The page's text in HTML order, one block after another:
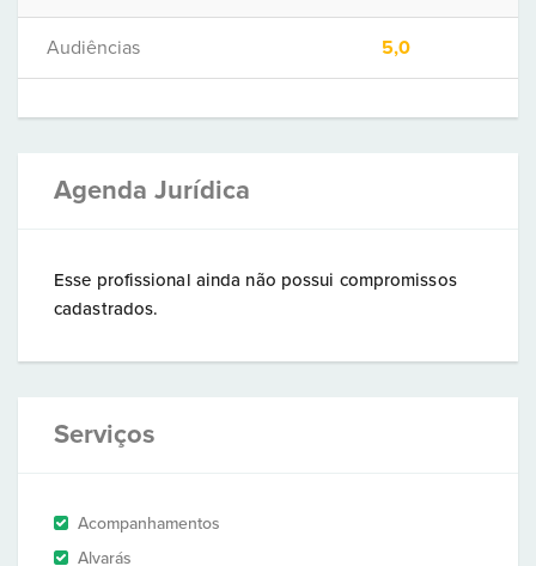
Audiências 5,0
Agenda Jurídica
Esse profissional ainda não possui compromissos
cadastrados.
Serviços
Acompanhamentos
Alvarás